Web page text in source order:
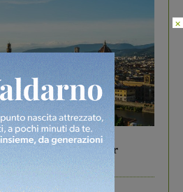
5 idee per far
×